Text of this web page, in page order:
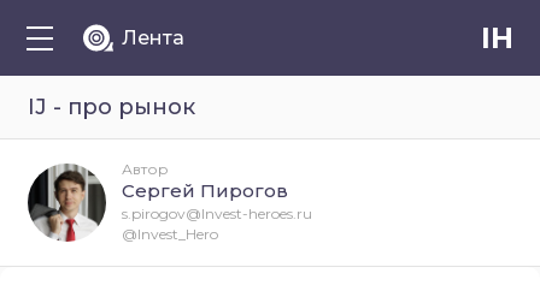
Лента IH
IJ - про рынок
Автор
Сергей Пирогов
s.pirogov@Invest-heroes.ru
@Invest_Hero